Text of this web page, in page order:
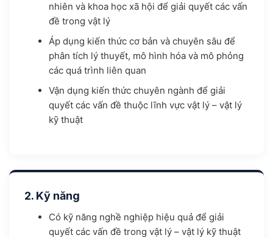
nhiên và khoa học xã hội để giải quyết các vấn
đề trong vật lý
Áp dụng kiến thức cơ bản và chuyên sâu để
phân tích lý thuyết, mô hình hóa và mô phỏng
các quá trình liên quan
Vận dụng kiến thức chuyên ngành để giải
quyết các vấn đề thuộc lĩnh vực vật lý – vật lý
kỹ thuật
2. Kỹ năng
Có kỹ năng nghề nghiệp hiệu quả để giải
quyết các vấn đề trong vật lý – vật lý kỹ thuật